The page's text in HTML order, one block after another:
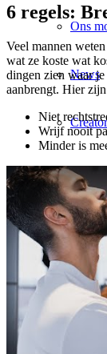
Ons
News
Creator
Next
CM
6 regels:
Veel mannen
wat ze koste wat
dingen zien waar
aanbrengt. Hier
Niet
Wrijf nooit
Minder is